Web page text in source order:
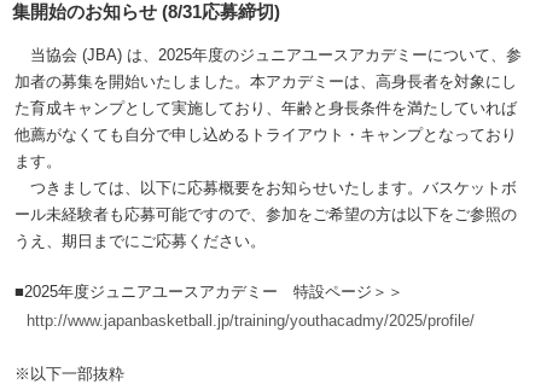
集開始のお知らせ (8/31応募締切)
当協会 (JBA) は、2025年度のジュニアユースアカデミーについて、参
加者の募集を開始いたしました。本アカデミーは、高身長者を対象にし
た育成キャンプとして実施しており、年齢と身長条件を満たしていれば
他薦がなくても自分で申し込めるトライアウト・キャンプとなっており
ます。
つきましては、以下に応募概要をお知らせいたします。バスケットボ
ール未経験者も応募可能ですので、参加をご希望の方は以下をご参照の
うえ、期日までにご応募ください。
■2025年度ジュニアユースアカデミー 特設ページ＞＞
http://www.japanbasketball.jp/training/youthacadmy/2025/profile/
※以下一部抜粋